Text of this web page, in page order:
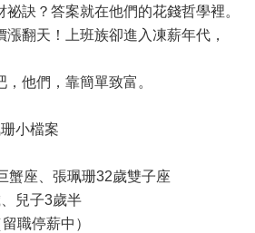
訣？答案就在他們的花錢哲學裡。
翻天！上班族卻進入凍薪年代，
他們，靠簡單致富。
小檔案
座、張珮珊32歲雙子座
兒子3歲半
職停薪中）